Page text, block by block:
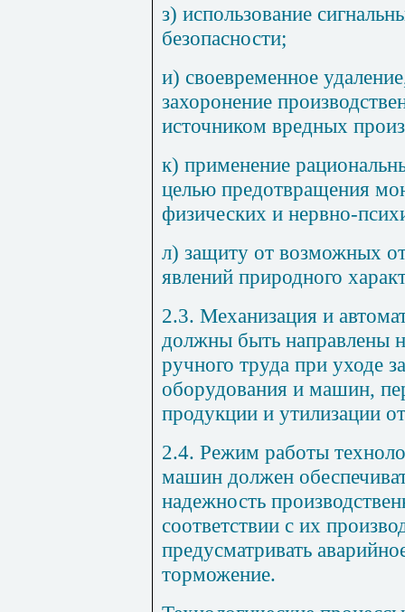
з) использование
безопасности;
и) своевременное
захоронение
источником вредных
к) применение
целью предотвращения
физических и нервно-
л) защиту от возможных
явлений природного
2.3. Механизация и
должны быть направлены
ручного труда при уходе
оборудования и машин,
продукции и утилизации
2.4. Режим работы
машин должен
надежность
соответствии с их
предусматривать
торможение.